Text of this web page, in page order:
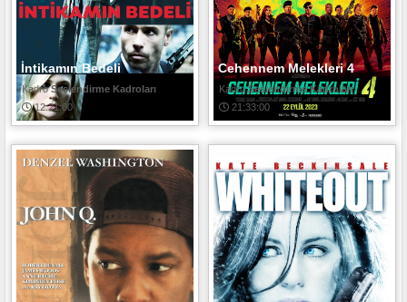
İntikamın Bedeli
Seslendirme Kadroları
12:21:00
Cehennem Melekleri 4
Seslendirme Kadroları
21:33:00